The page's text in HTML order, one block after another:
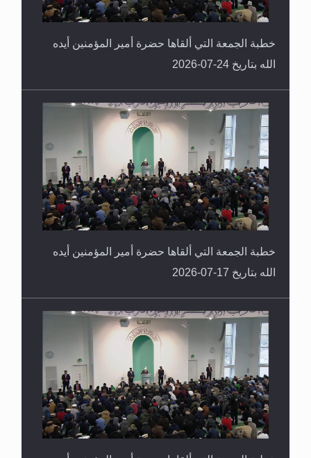
خطبة الجمعة التي ألقاها حضرة أمير المؤمنين أيده
الله بتاريخ 24-07-2026
خطبة الجمعة التي ألقاها حضرة أمير المؤمنين أيده
الله بتاريخ 17-07-2026